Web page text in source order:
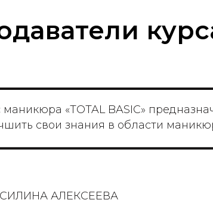
«TOTAL BASIC»
свои знания в области
АЛЕКСЕЕВА